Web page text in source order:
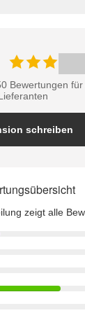
Bewertungen für
schreiben
zeigt alle